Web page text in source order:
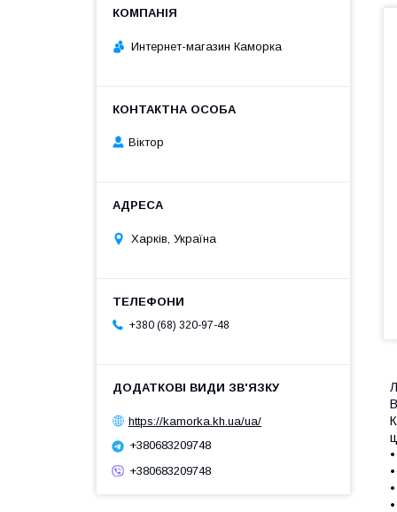
Интернет-магазин Каморка
Віктор
Харків, Україна
+380 (68) 320-97-48
https://kamorka.kh.ua/ua/
+380683209748
+380683209748